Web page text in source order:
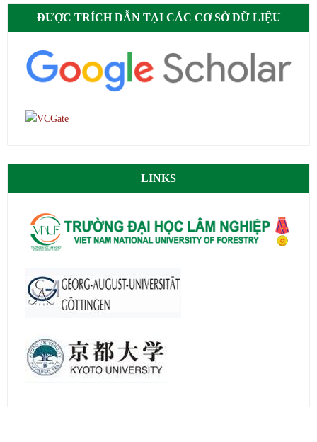
ĐƯỢC TRÍCH DẪN TẠI CÁC CƠ SỞ DỮ LIỆU
LINKS